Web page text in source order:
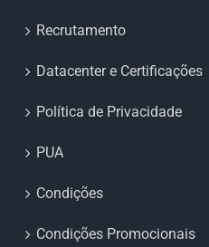
Recrutamento
Datacenter e Certificações
Política de Privacidade
PUA
Condições
Condições Promocionais